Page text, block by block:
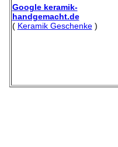
Google keramik-
handgemacht.de
( Keramik Geschenke)